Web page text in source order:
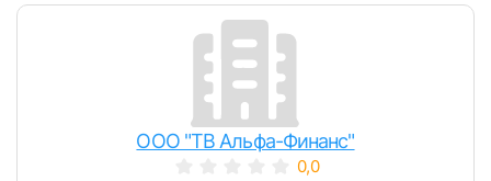
Волгоград
ООО "ТВ Альфа-Финанс"
0,0